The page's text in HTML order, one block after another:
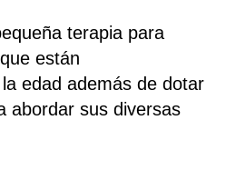
terapia para
están
edad además de dotar
abordar sus diversas